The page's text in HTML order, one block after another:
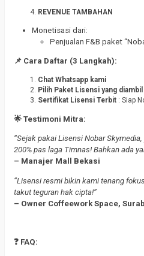
REVENUE TAMBAHAN
Monetisasi dari:
Penjualan F&B paket
📌 Cara Daftar (3 Langkah):
Chat Whatsapp kami
Pilih Paket Lisensi yang diambil
Sertifikat Lisensi Terbit : Siap
🌟 Testimoni Mitra:
“Sejak pakai Lisensi Nobar
200% pas laga Timnas! Bahkan ada
– Manajer Mall Bekasi
“Lisensi resmi bikin kami tenang
takut teguran hak cipta!”
– Owner Coffeework Space,
❓ FAQ: